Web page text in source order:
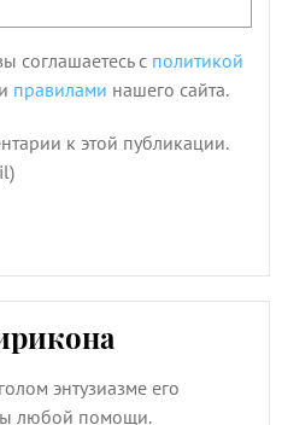
соглашаетесь с политикой
и правилами нашего сайта.
к этой публикации.
энтузиазме его
любой помощи.